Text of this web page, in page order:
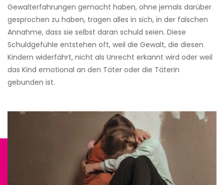
Gewalterfahrungen gemacht haben, ohne jemals darüber
gesprochen zu haben, tragen alles in sich, in der falschen
Annahme, dass sie selbst daran schuld seien. Diese
Schuldgefühle entstehen oft, weil die Gewalt, die diesen
Kindern widerfährt, nicht als Unrecht erkannt wird oder weil
das Kind emotional an den Täter oder die Täterin
gebunden ist.